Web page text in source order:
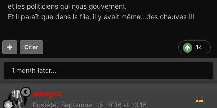
et les politiciens qui nous gouvernent.
Et il paraît que dans la file, il y avait même...des chauves !!!
14
Citer
1 month later...
amayra
Posté(e) September 15, 2016 at 13:16